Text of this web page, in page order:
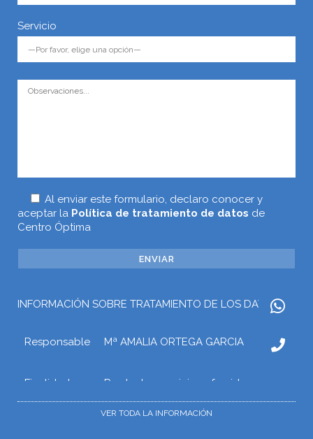
Servicio
Al enviar este formulario, declaro conocer y
aceptar la Política de tratamiento de datos de
Centro Óptima
INFORMACIÓN SOBRE TRATAMIENTO DE LOS DATOS
Responsable Mª AMALIA ORTEGA GARCIA
Finalidad
Prestar los servicios ofrecidos a
tipos de relaciones que puedan
VER TODA LA INFORMACIÓN